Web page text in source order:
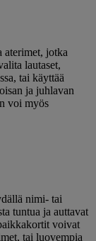
aterimet, jotka
lautaset,
tai käyttää
ja juhlavan
voi myös
nimi- tai
tuntua ja auttavat
voivat
tai luovempia